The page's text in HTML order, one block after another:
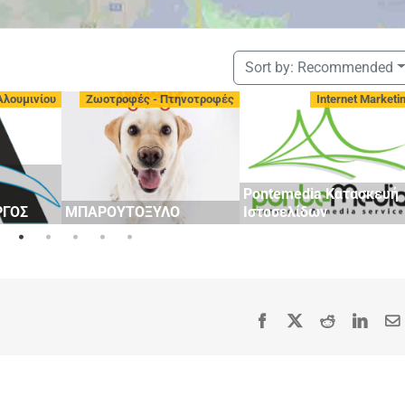
Sort by: Recommended
Ζωοτροφές - Πτηνοτροφές
ΜΠΑΡΟΥΤΟΞΥΛΟ
Internet
Pontemedia Κατασκευή
Ιστοσελίδων
Facebook Reddit